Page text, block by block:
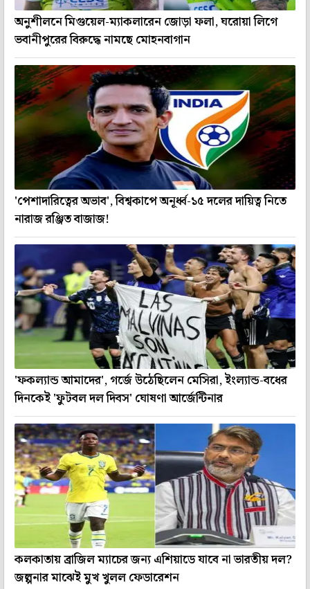
অনুশীলনে মিগুয়েল-ম্যাকলারেন জোড়া ফলা, ঘরোয়া লিগে
ভবানীপুরের বিরুদ্ধে নামছে মোহনবাগান
'পেশাদারিত্বের অভাব', বিশ্বকাপে অনূর্ধ্ব-১৫ দলের দায়িত্ব নিতে
নারাজ রঞ্জিত বাজাজ!
'ফকল্যান্ড আমাদের', গর্জে উঠেছিলেন মেসিরা, ইংল্যান্ড-বধের
দিনকেই 'ফুটবল দল দিবস' ঘোষণা আর্জেন্টিনার
কলকাতায় ব্রাজিল ম্যাচের জন্য এশিয়াডে যাবে না ভারতীয় দল?
জল্পনার মাঝেই মুখ খুলল ফেডারেশন